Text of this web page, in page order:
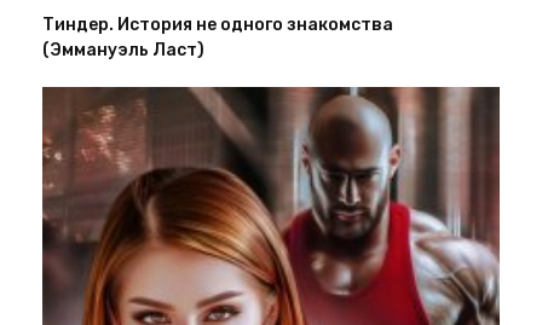
Тиндер. История не одного знакомства
(Эммануэль Ласт)